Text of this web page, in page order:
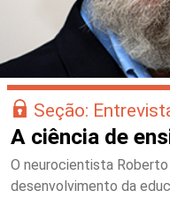
Seção:
A ciência de
O neurocientista
desenvolvimento da